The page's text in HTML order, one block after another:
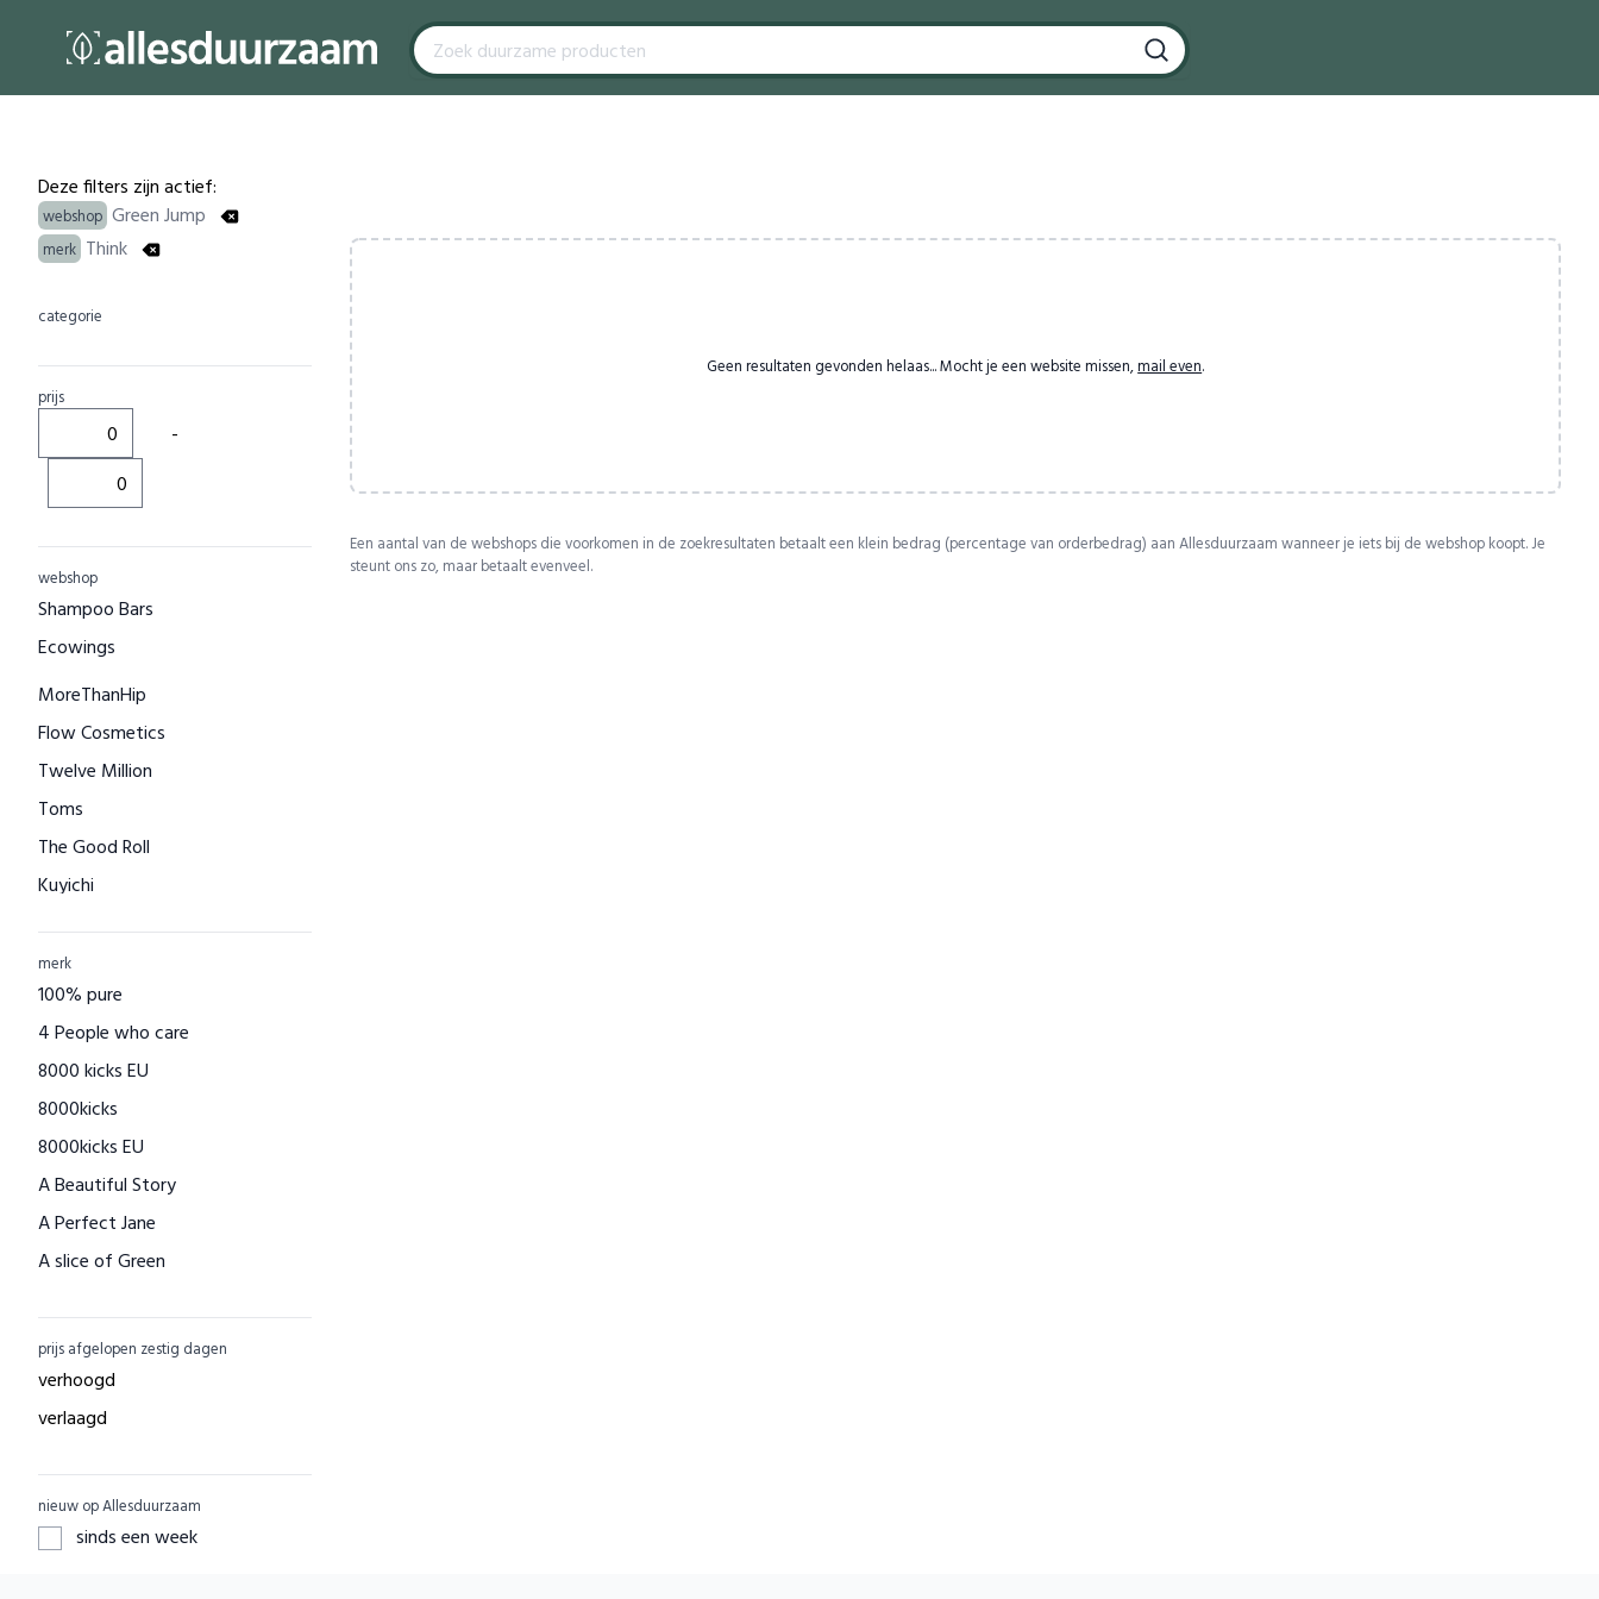
Filters
Deze filters zijn actief:
webshop Green Jump
merk Think
categorie
prijs
-
webshop
Shampoo Bars
Ecowings
MoreThanHip
Flow Cosmetics
Twelve Million
Toms
The Good Roll
Kuyichi
Bamigo
CAYBOO
Green Jump
Houtenspeelgoed-shop.nl
Menstruatiecups.nl
Natural Heroes
Waschbär
Big Green Smile
Little Indians
GreenPicnic
Nature's Gift
Dille & Kamille
ZO Schoon
Yarrah
merk
100% pure
4 People who care
8000 kicks EU
8000kicks
8000kicks EU
A Beautiful Story
A Perfect Jane
A slice of Green
ACBC
ACE
ADUH
AGAZI
prijs afgelopen zestig dagen
verhoogd
verlaagd
nieuw op Allesduurzaam
sinds een week
Geen resultaten gevonden helaas... Mocht je een website missen,mail even.
Een aantal van de webshops die voorkomen in de zoekresultaten betaalt een klein bedrag (percentage van orderbedrag) aan Allesduurzaam wanneer je iets bij de webshop koopt. Je
steunt ons zo, maar betaalt evenveel.